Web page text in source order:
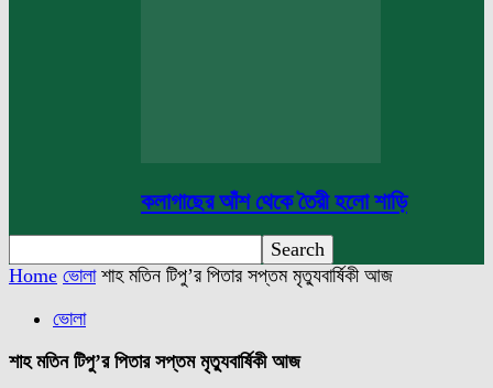
কলাগাছের আঁশ থেকে তৈরী হলো শাড়ি
Home ভোলা শাহ মতিন টিপু’র পিতার সপ্তম মৃত্যুবার্ষিকী আজ
ভোলা
শাহ মতিন টিপু’র পিতার সপ্তম মৃত্যুবার্ষিকী আজ